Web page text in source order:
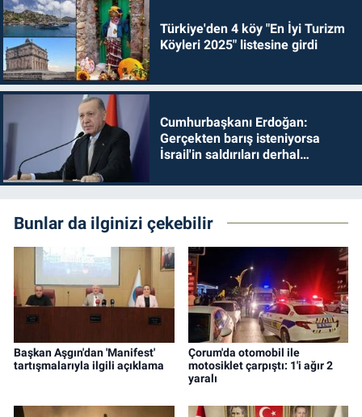
Türkiye'den 4 köy "En İyi Turizm
Köyleri 2025" listesine girdi
Cumhurbaşkanı Erdoğan:
Gerçekten barış isteniyorsa
İsrail'in saldırıları derhal
Bunlar da ilginizi çekebilir
Başkan Aşgın'dan 'Manifest'
tartışmalarıyla ilgili açıklama
Çorum'da otomobil ile
motosiklet çarpıştı: 1'i ağır 2
yaralı